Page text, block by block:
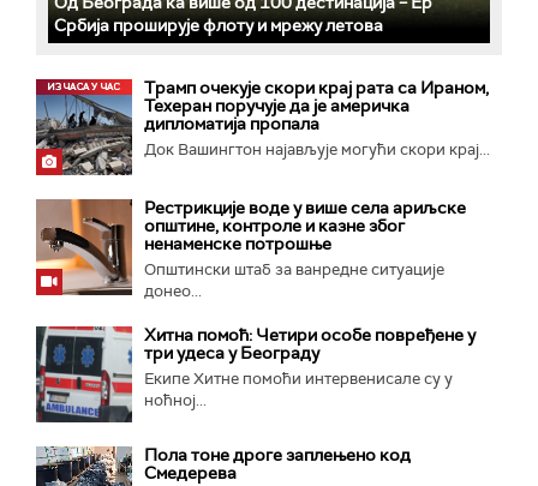
Србија проширује флоту и мрежу летова
Трамп очекује скори крај рата са Ираном,
Техеран поручује да је америчка
дипломатија пропала
Док Вашингтон најављује могући скори крај...
Рестрикције воде у више села ариљске
општине, контроле и казне због
ненаменске потрошње
Општински штаб за ванредне ситуације
донео...
Хитна помоћ: Четири особе повређене у
три удеса у Београду
Екипе Хитне помоћи интервенисале су у
ноћној...
Пола тоне дроге заплењено код
Смедерева